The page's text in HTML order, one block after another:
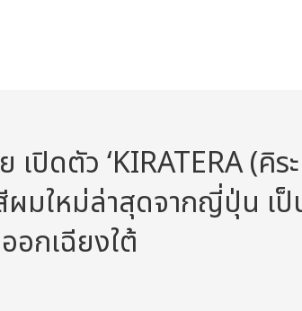
เปิดตัว ‘KIRATERA (คิร
ผมใหม่ล่าสุดจากญี่ปุ่น เ
อกเฉียงใต้